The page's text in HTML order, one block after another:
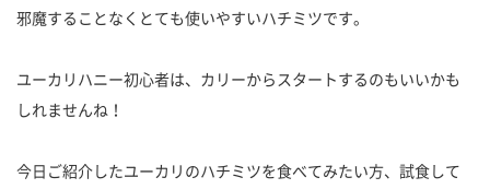
邪魔することなくとても使いやすいハチミツです。
ユーカリハニー初心者は、カリーからスタートするのもいいかも
しれませんね！
今日ご紹介したユーカリのハチミツを食べてみたい方、試食して